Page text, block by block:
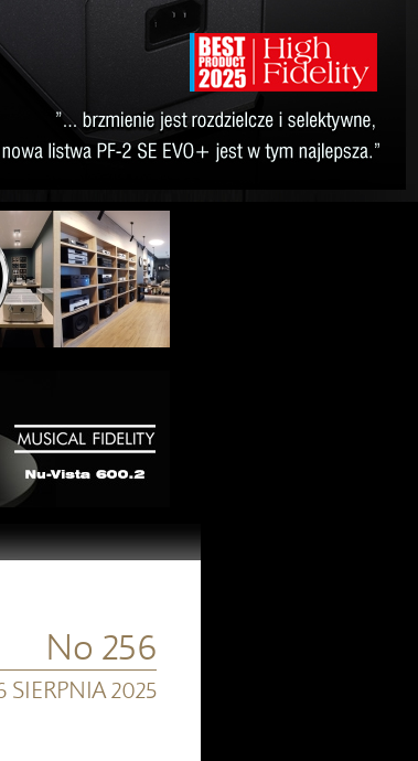
No 256
SIERPNIA 2025